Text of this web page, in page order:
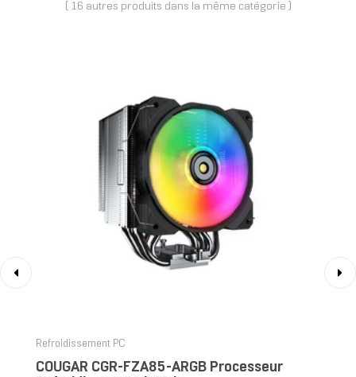
( 16 autres produits dans la même catégorie )
Refroidissement PC
COUGAR CGR-FZA85-ARGB Processeur